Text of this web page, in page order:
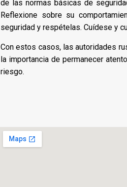
de las normas básicas de
Reflexione sobre su
seguridad y respételas. Cuídese y
Con estos casos, las autoridades
la importancia de permanecer
riesgo.